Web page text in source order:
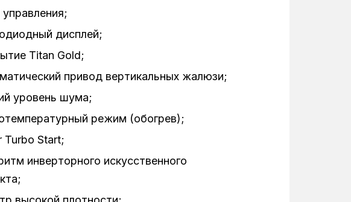
дисплей;
Titan Gold;
привод вертикальных жалюзи;
уровень шума;
режим (обогрев);
Turbo Start;
инверторного искусственного